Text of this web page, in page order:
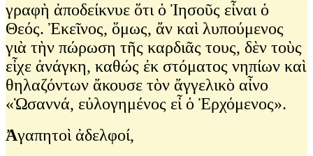
γραφὴ ἀποδείκνυε ὅτι ὁ Ἰησοῦς εἶναι ὁ
Θεός. Ἐκεῖνος, ὅμως, ἄν καὶ λυπούμενος
γιὰ τὴν πώρωση τῆς καρδιᾶς τους, δὲν τοὺς
εἶχε ἀνάγκη, καθώς ἐκ στόματος νηπίων καὶ
θηλαζόντων ἄκουσε τὸν ἄγγελικὸ αἶνο
«Ὡσαννά, εὐλογημένος εἶ ὁ Ἐρχόμενος».
Ἀγαπητοὶ ἀδελφοί,